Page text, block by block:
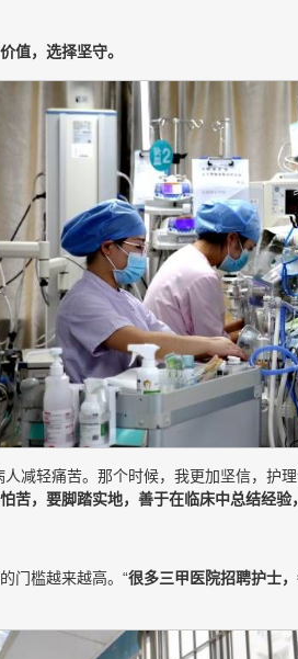
值，选择坚守。
减轻痛苦。那个时候，我更加坚信，护
苦，要脚踏实地，善于在临床中总结经验
门槛越来越高。“很多三甲医院招聘护士